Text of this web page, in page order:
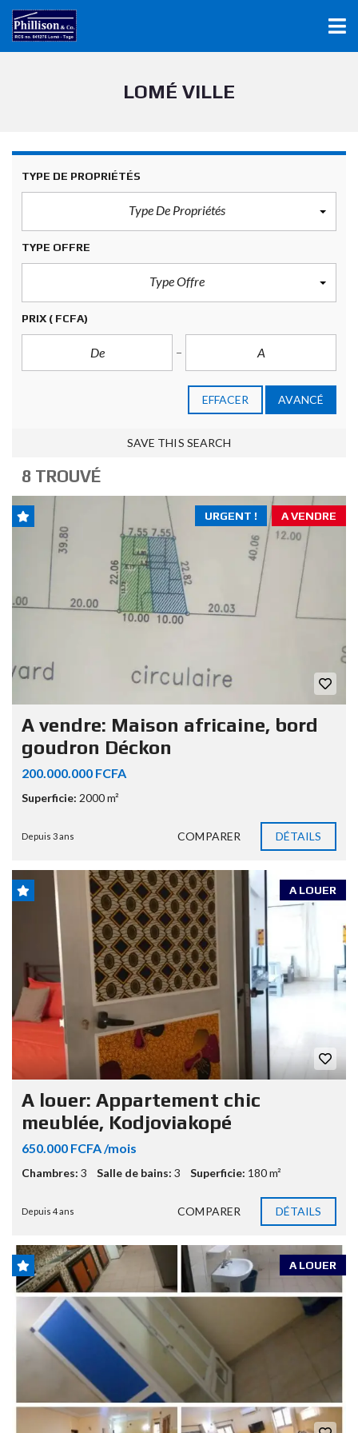
LOMÉ VILLE
TYPE DE PROPRIÉTÉS
Type De Propriétés
TYPE OFFRE
Type Offre
PRIX ( FCFA)
EFFACER AVANCÉ
SAVE THIS SEARCH
8 TROUVÉ
A VENDRE
URGENT !
A vendre: Maison africaine, bord
goudron Déckon
200.000.000 FCFA
Superficie: 2000 m²
Depuis 3 ans COMPARER DÉTAILS
A LOUER
A louer: Appartement chic
meublée, Kodjoviakopé
650.000 FCFA /mois
Chambres: 3 Salle de bains: 3 Superficie: 180 m²
Depuis 4 ans COMPARER DÉTAILS
A LOUER